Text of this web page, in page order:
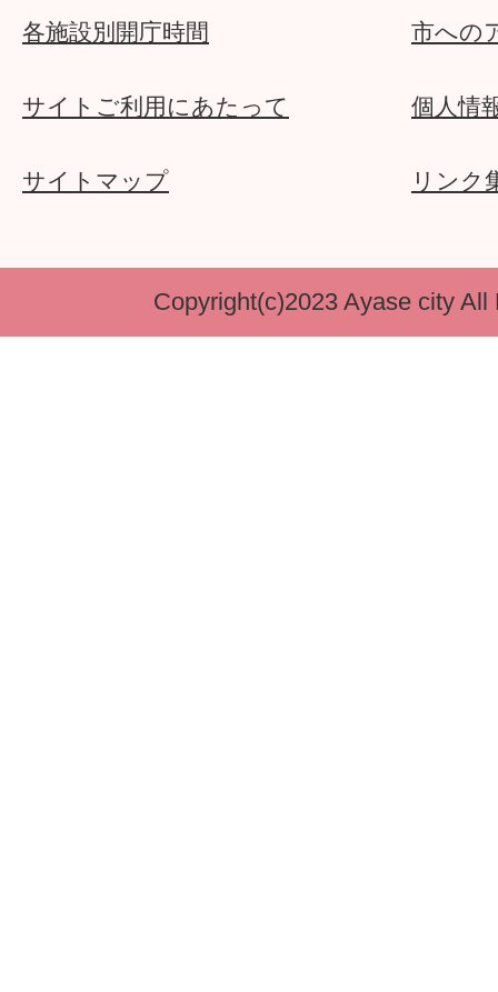
各施設別開庁時間 市への
サイトご利用にあたって 個人情
サイトマップ リンク
Copyright(c)2023 Ayase city